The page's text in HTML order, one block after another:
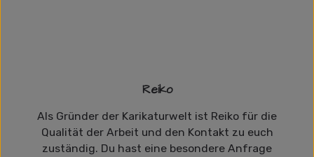
Reiko
Als Gründer der Karikaturwelt ist Reiko für die
Qualität der Arbeit und den Kontakt zu euch
zuständig. Du hast eine besondere Anfrage